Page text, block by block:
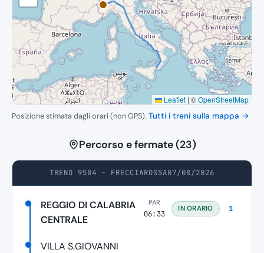
Leaflet | ©OpenStreetMap
Posizione stimata dagli orari (non GPS). Tutti i treni sulla mappa →
Percorso e fermate (23)
TRENO 9584 - FRECCIAROSSA07/08/2026
REGGIO DI CALABRIA
CENTRALE
PAR
06:33
IN ORARIO 1
VILLA S.GIOVANNI